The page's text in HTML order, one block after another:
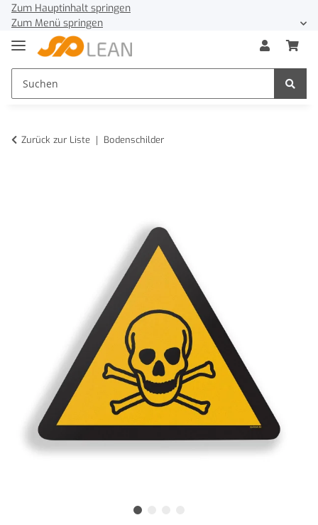
Zum Hauptinhalt springen
Zum Menü springen
Zurück zur Liste Bodenschilder